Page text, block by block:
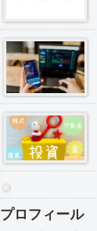
プロフィール